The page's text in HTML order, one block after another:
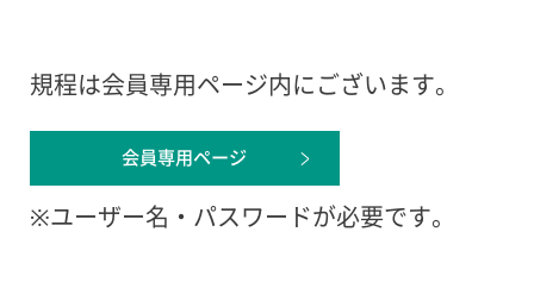
規程は会員専用ページ内にございます。
会員専用ページ
※ユーザー名・パスワードが必要です。